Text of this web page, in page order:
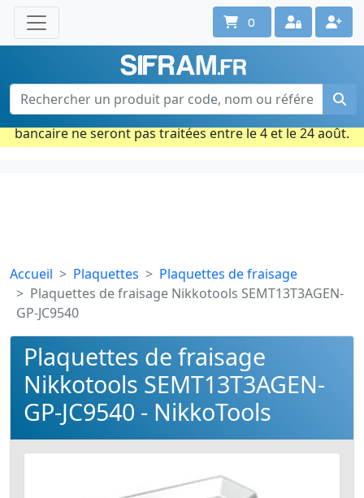
Une question ? Un conseil ?
Contactez-nous au 02 40 92 17 71
Ouvert du lun. au vend. de 08h à 18h
Période estivale : Les commandes prises par carte
bancaire ne seront pas traitées entre le 4 et le 24 août.
0
Accueil Plaquettes
Plaquettes de fraisage
Plaquettes de fraisage Nikkotools SEMT13T3AGEN-
GP-JC9540
Plaquettes de fraisage
Nikkotools SEMT13T3AGEN-
GP-JC9540 - NikkoTools